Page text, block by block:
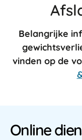
Belangrijke
vinden op de
Online